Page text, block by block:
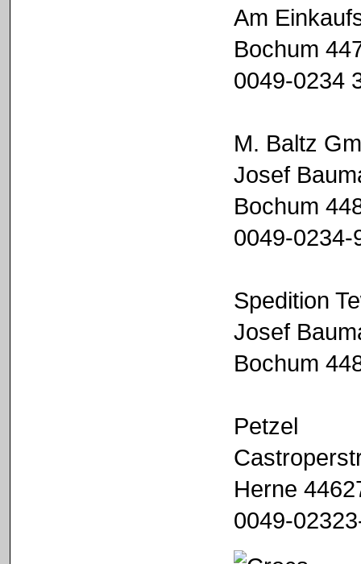
Am
Bochum
0049-0234
M. Baltz
Josef
Bochum
0049-0234-
Spedition
Josef
Bochum
Petzel
Herne
0049-